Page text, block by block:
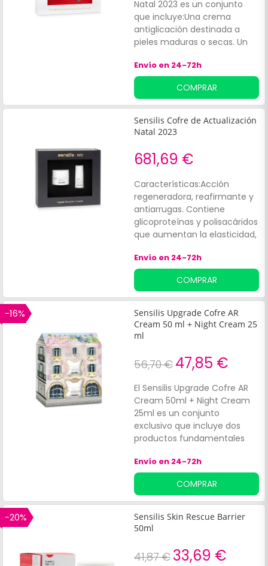
Natal 2023 es un conjunto
que incluye:Una crema
antiglicación destinada a
pieles maduras o secas. Un
Envío en 24-72h
COMPRAR
Sensilis Cofre de Actualización
Natal 2023
681,69 €
Características:Acción
regeneradora, reafirmante y
antiarrugas. Contiene
glicoproteínas y polisacáridos
que aumentan la elasticidad,
Envío en 24-72h
COMPRAR
-16%
Sensilis Upgrade Cofre AR
Cream 50 ml + Night Cream 25
ml
56,70 € 47,85 €
El Sensilis Upgrade Cofre AR
Cream 50ml + Night Cream
25ml es un conjunto
exclusivo que incluye dos
productos fundamentales
antiedad completo. Este
cofre está diseñado para
proporcionar una experiencia
de belleza integral tanto
durante el día como durante
la noche.
Envío en 24-72h
COMPRAR
-20%
Sensilis Skin Rescue Barrier
50ml
41,87 € 33,69 €